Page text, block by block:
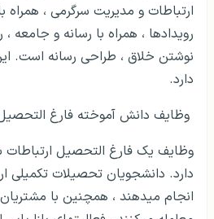
ارتباطات و مدیریت سرگرمی ، همراه
رویدادها ، همراه با رسانه و
دارد.
وظایف دانش آموخته فارغ
وظایف یک فارغ التحصیل ارتباطات
دارد. دانشجویان تحصیلات تکمیلی
انجام می­دهند ، همچنین با